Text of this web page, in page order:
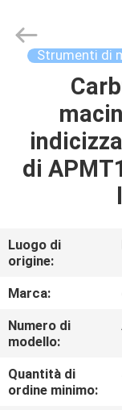
PRODOTTI
FATORY
TOUR
CONTROLLO
DI
QUALITÀ
fornitore.
Copyright
Trading
Strumenti di
di
Luogo di
origine:
Marca:
Numero di
modello:
Quantità di
ordine minimo: